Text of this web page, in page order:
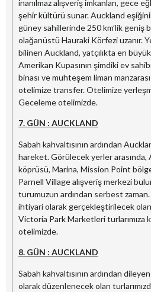
inanılmaz alışveriş imkanları, gece
şehir kültürü sunar. Auckland
güney sahillerinde 250 km’lik geniş
olağanüstü Hauraki Körfezi uzanır.
bilinen Auckland, yatçılıkta en
Amerikan Kupasının şimdiki ev
binası ve muhteşem liman
otelimize transfer. Otelimize
Geceleme otelimizde.
7. GÜN : AUCKLAND
Sabah kahvaltısının ardından
hareket. Görülecek yerler arasında,
köprüsü, Marina, Mission Point
Parnell Village alışveriş merkezi
turumuzun ardından serbest
ihtiyari olarak gerçekleştirilecek
Victoria Park Marketleri turlarımıza
otelimizde.
8. GÜN : AUCKLAND
Sabah kahvaltısının ardından
olarak düzenlenecek olan